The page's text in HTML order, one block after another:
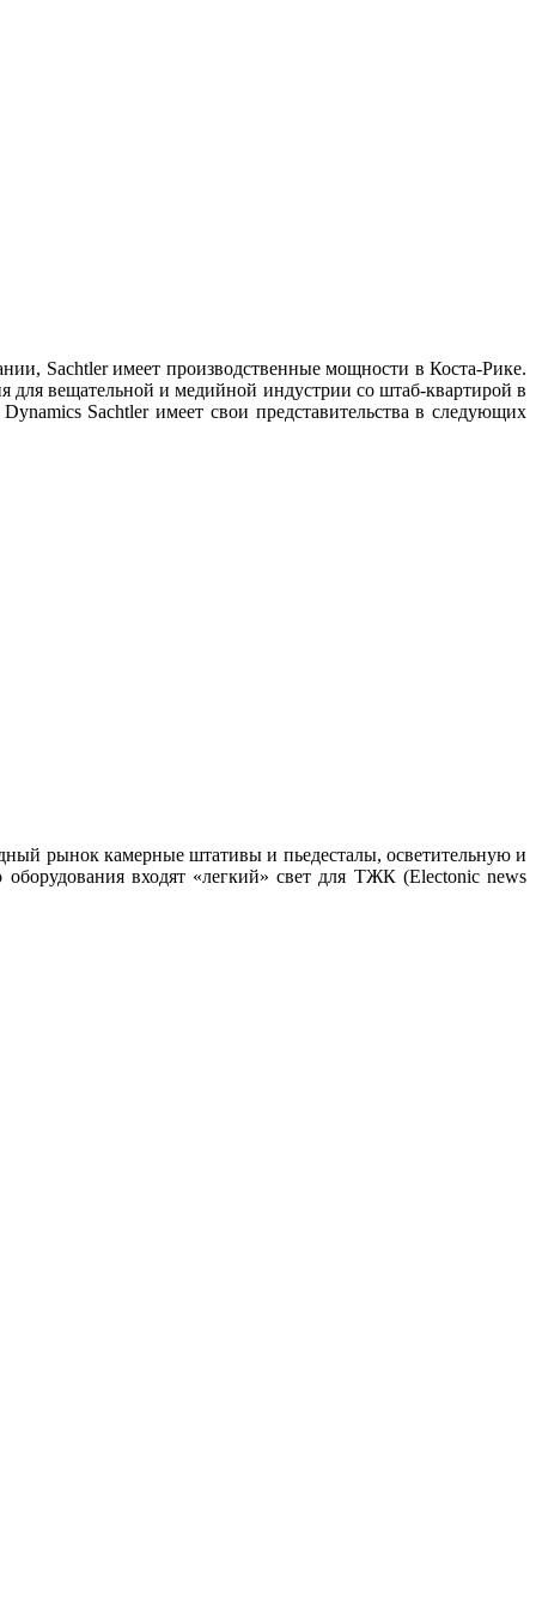
Sachtler имеет производственные мощности в Коста-Рике.
для вещательной и медийной индустрии со штаб-квартирой в
Sachtler имеет свои представительства в следующих
рынок камерные штативы и пьедесталы, осветительную и
входят «легкий» свет для ТЖК (Electonic news